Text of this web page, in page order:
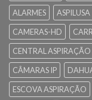
ALARMES
ASPILUSA
CAMERAS-HD
CENTRAL ASPIRAÇÃO
CÂMARAS IP
ESCOVA ASPIRAÇÃO